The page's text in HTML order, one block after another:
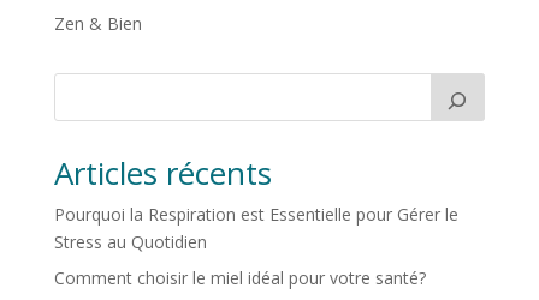
Zen & Bien
Articles récents
Pourquoi la Respiration est Essentielle pour Gérer le
Stress au Quotidien
Comment choisir le miel idéal pour votre santé?